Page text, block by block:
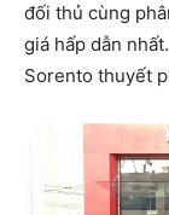
đối thủ cùng
giá hấp dẫn
Sorento thuyết